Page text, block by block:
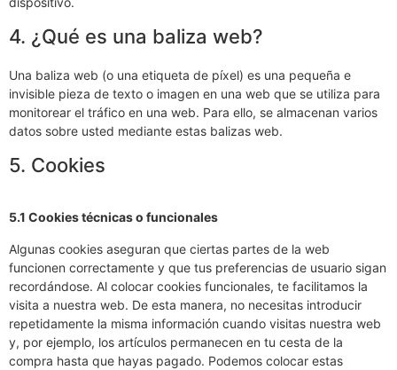
4. ¿Qué es una baliza web?
Una baliza web (o una etiqueta de píxel) es una pequeña e
invisible pieza de texto o imagen en una web que se utiliza para
monitorear el tráfico en una web. Para ello, se almacenan varios
datos sobre usted mediante estas balizas web.
5. Cookies
5.1 Cookies técnicas o funcionales
Algunas cookies aseguran que ciertas partes de la web
funcionen correctamente y que tus preferencias de usuario sigan
recordándose. Al colocar cookies funcionales, te facilitamos la
visita a nuestra web. De esta manera, no necesitas introducir
repetidamente la misma información cuando visitas nuestra web
y, por ejemplo, los artículos permanecen en tu cesta de la
compra hasta que hayas pagado. Podemos colocar estas